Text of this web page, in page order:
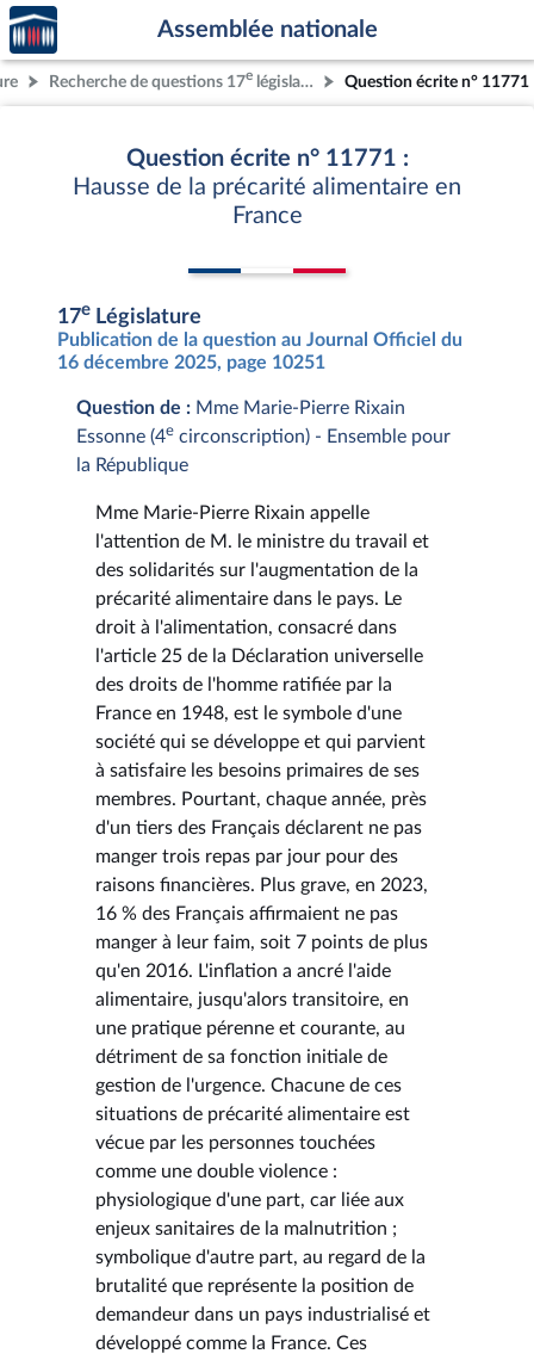
Aller au contenu
Aller en bas de la page
Accèder
à la
page
d'accueil
Assemblée nationale
Recherche de questions 17e législature Question écrite n° 11771
Question écrite n° 11771 :
Hausse de la précarité alimentaire en
France
17e Législature
Publication de la question au Journal Officiel du
16 décembre 2025, page 10251
Question de : Mme Marie-Pierre Rixain
Essonne (4e circonscription) - Ensemble pour
la République
Mme Marie-Pierre Rixain appelle
l'attention de M. le ministre du travail et
des solidarités sur l'augmentation de la
précarité alimentaire dans le pays. Le
droit à l'alimentation, consacré dans
l'article 25 de la Déclaration universelle
des droits de l'homme ratifiée par la
France en 1948, est le symbole d'une
société qui se développe et qui parvient
à satisfaire les besoins primaires de ses
membres. Pourtant, chaque année, près
d'un tiers des Français déclarent ne pas
manger trois repas par jour pour des
raisons financières. Plus grave, en 2023,
16 % des Français affirmaient ne pas
manger à leur faim, soit 7 points de plus
qu'en 2016. L'inflation a ancré l'aide
alimentaire, jusqu'alors transitoire, en
une pratique pérenne et courante, au
détriment de sa fonction initiale de
gestion de l'urgence. Chacune de ces
situations de précarité alimentaire est
vécue par les personnes touchées
comme une double violence :
physiologique d'une part, car liée aux
enjeux sanitaires de la malnutrition ;
symbolique d'autre part, au regard de la
brutalité que représente la position de
demandeur dans un pays industrialisé et
développé comme la France. Ces